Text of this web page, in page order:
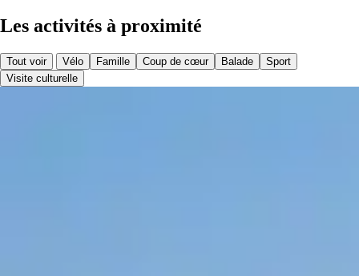
Les activités à proximité
Tout voir Vélo Famille Coup de cœur Balade
Sport
Visite culturelle